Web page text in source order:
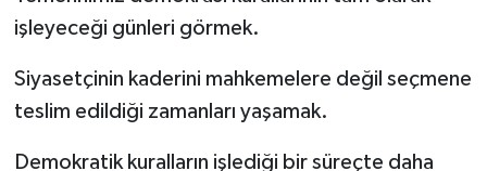
işleyeceği günleri görmek.
Siyasetçinin kaderini mahkemelere değil seçmene
teslim edildiği zamanları yaşamak.
Demokratik kuralların işlediği bir süreçte daha